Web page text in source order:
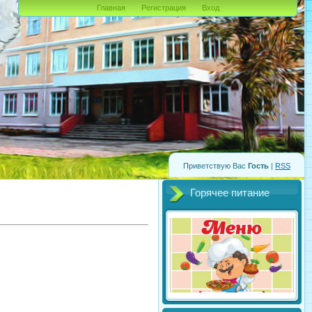
Приветствую Вас Гость | RSS
Главная Регистрация Вход
Горячее питание